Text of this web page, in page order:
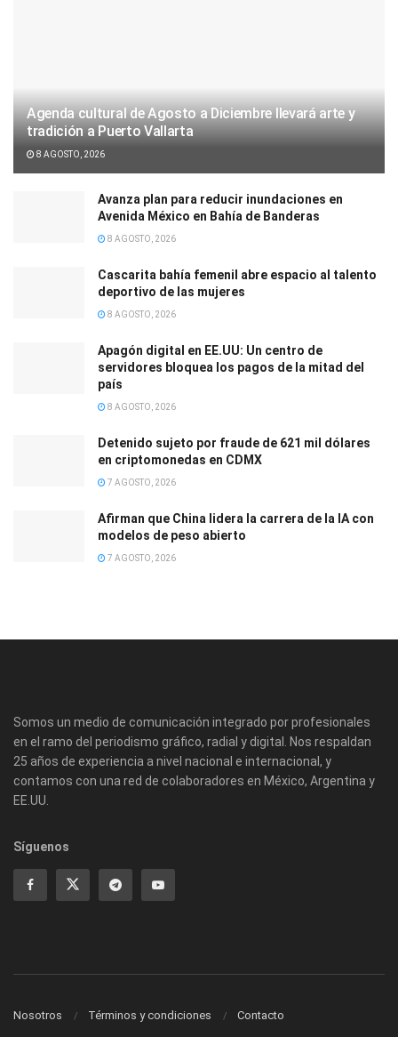
Agenda cultural de Agosto a Diciembre llevará arte y
tradición a Puerto Vallarta
8 AGOSTO, 2026
Avanza plan para reducir inundaciones en
Avenida México en Bahía de Banderas
8 AGOSTO, 2026
Cascarita bahía femenil abre espacio al talento
deportivo de las mujeres
8 AGOSTO, 2026
Apagón digital en EE.UU: Un centro de
servidores bloquea los pagos de la mitad del
país
8 AGOSTO, 2026
Detenido sujeto por fraude de 621 mil dólares
en criptomonedas en CDMX
7 AGOSTO, 2026
Afirman que China lidera la carrera de la IA con
modelos de peso abierto
7 AGOSTO, 2026
Somos un medio de comunicación integrado por profesionales
en el ramo del periodismo gráfico, radial y digital. Nos respaldan
25 años de experiencia a nivel nacional e internacional, y
contamos con una red de colaboradores en México, Argentina y
EE.UU.
Síguenos
Nosotros Términos y condiciones Contacto